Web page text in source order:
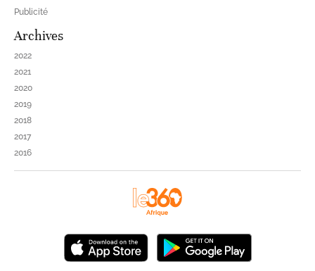
Publicité
Archives
2022
2021
2020
2019
2018
2017
2016